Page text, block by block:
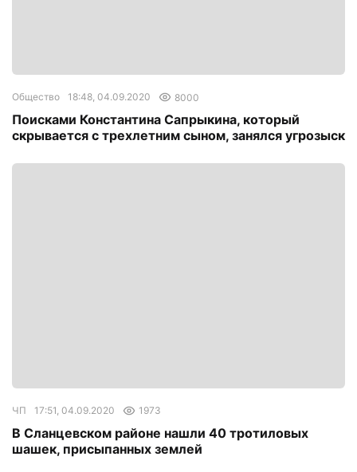
Общество 18:48, 04.09.2020 8000
Поисками Константина Сапрыкина, который
скрывается с трехлетним сыном, занялся угрозыск
ЧП 17:51, 04.09.2020 1973
В Сланцевском районе нашли 40 тротиловых
шашек, присыпанных землей